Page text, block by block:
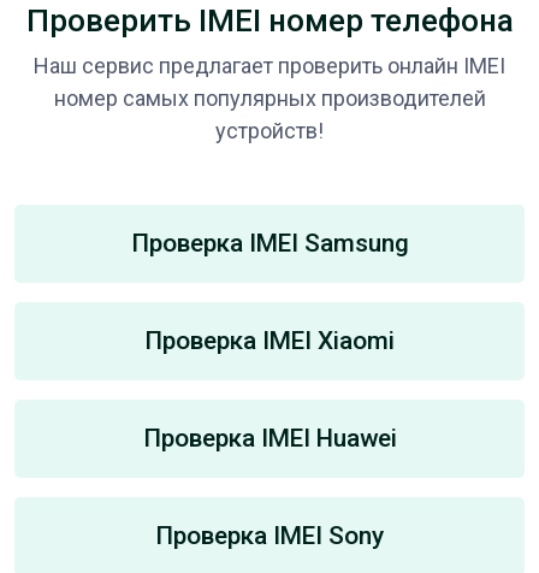
Проверить IMEI номер телефона
Наш сервис предлагает проверить онлайн IMEI
номер самых популярных производителей
устройств!
Проверка IMEI Samsung
Проверка IMEI Xiaomi
Проверка IMEI Huawei
Проверка IMEI Sony